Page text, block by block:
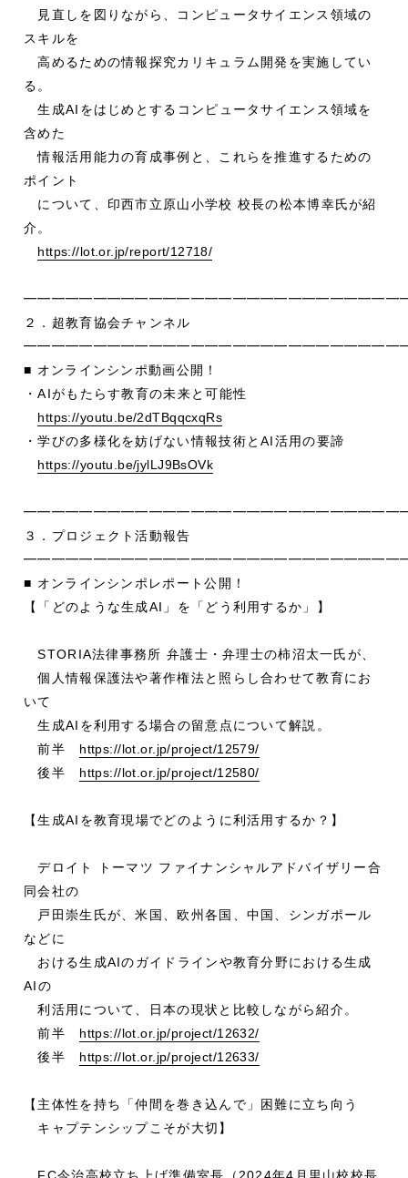
見直しを図りながら、コンピュータサイエンス領域の
スキルを
高めるための情報探究カリキュラム開発を実施してい
る。
生成AIをはじめとするコンピュータサイエンス領域を
含めた
情報活用能力の育成事例と、これらを推進するための
ポイント
について、印西市立原山小学校 校長の松本博幸氏が紹
介。
https://lot.or.jp/report/12718/
２．超教育協会チャンネル
■ オンラインシンポ動画公開！
・AIがもたらす教育の未来と可能性
https://youtu.be/2dTBqqcxqRs
・学びの多様化を妨げない情報技術とAI活用の要諦
https://youtu.be/jylLJ9BsOVk
３．プロジェクト活動報告
■ オンラインシンポレポート公開！
【「どのような生成AI」を「どう利用するか」】
STORIA法律事務所 弁護士・弁理士の柿沼太一氏が、
個人情報保護法や著作権法と照らし合わせて教育にお
いて
生成AIを利用する場合の留意点について解説。
前半 https://lot.or.jp/project/12579/
後半 https://lot.or.jp/project/12580/
【生成AIを教育現場でどのように利活用するか？】
デロイト トーマツ ファイナンシャルアドバイザリー合
同会社の
戸田崇生氏が、米国、欧州各国、中国、シンガポール
などに
おける生成AIのガイドラインや教育分野における生成
AIの
利活用について、日本の現状と比較しながら紹介。
前半 https://lot.or.jp/project/12632/
後半 https://lot.or.jp/project/12633/
【主体性を持ち「仲間を巻き込んで」困難に立ち向う
キャプテンシップこそが大切】